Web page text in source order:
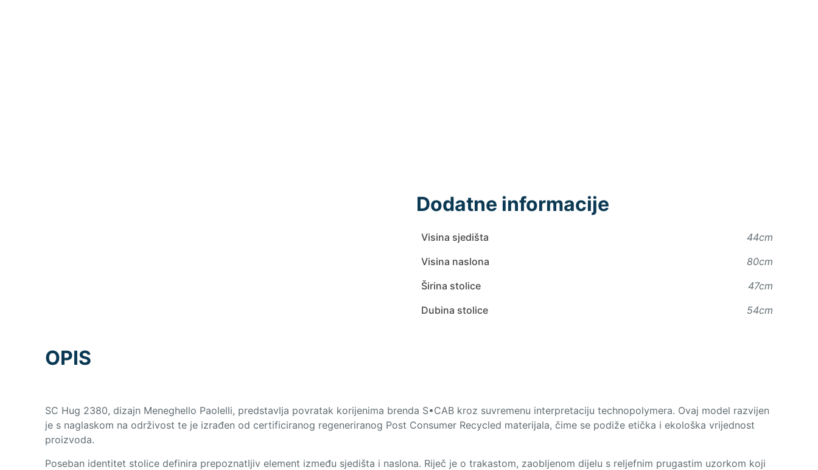
Dodatne informacije
Visina sjedišta
44cm
Visina naslona
80cm
Širina stolice
47cm
Dubina stolice
54cm
OPIS
SC Hug 2380, dizajn Meneghello Paolelli, predstavlja povratak korijenima brenda S•CAB kroz suvremenu interpretaciju technopolymera. Ovaj model razvijen
je s naglaskom na održivost te je izrađen od certificiranog regeneriranog Post Consumer Recycled materijala, čime se podiže etička i ekološka vrijednost
proizvoda.
Poseban identitet stolice definira prepoznatljiv element između sjedišta i naslona. Riječ je o trakastom, zaobljenom dijelu s reljefnim prugastim uzorkom koji